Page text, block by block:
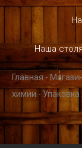
Наша
Главная-
химии -